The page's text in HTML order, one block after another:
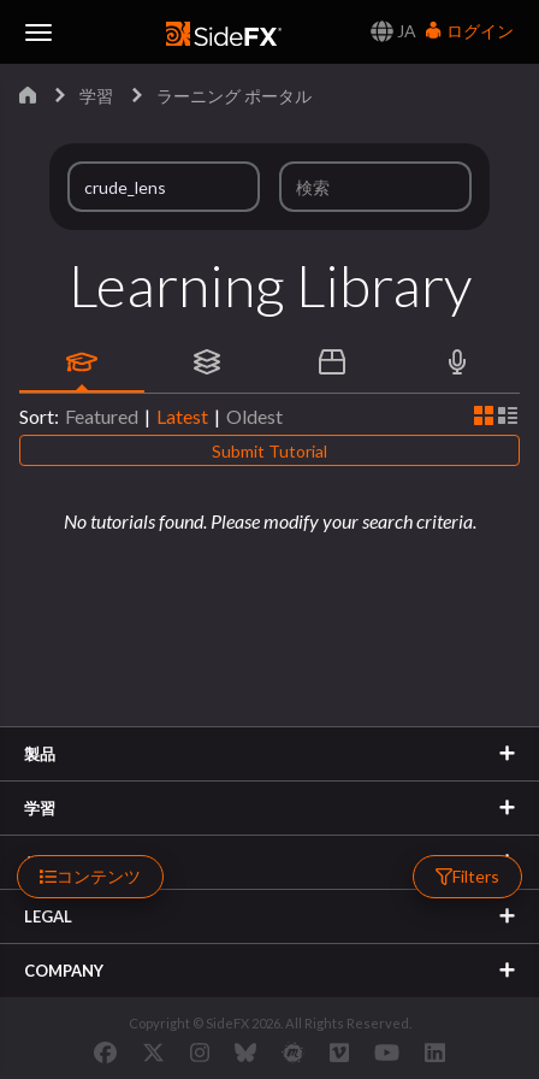
JA
ログイン
コンテンツ Filters
学習 ラーニング ポータル
Learning Library
Sort: Featured | Latest | Oldest
Submit Tutorial
No tutorials found. Please modify your search criteria.
製品
学習
サポート
LEGAL
COMPANY
Copyright © SideFX 2026. All Rights Reserved.